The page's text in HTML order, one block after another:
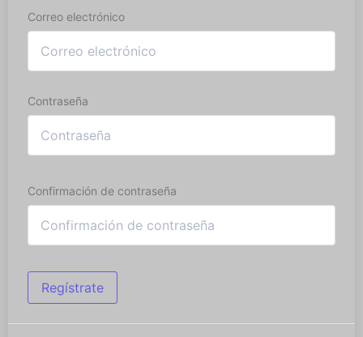
Correo electrónico
Contraseña
Confirmación de contraseña
Regístrate